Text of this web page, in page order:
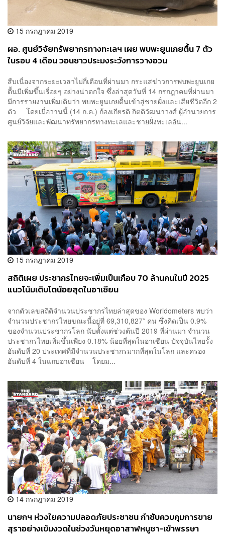
15 กรกฎาคม 2019
ผอ. ศูนย์วิจัยทรัพยากรทางทะเลฯ เผย พบพะยูนเกยตื้น 7 ตัว
ในรอบ 4 เดือน วอนชาวประมงระวังการวางอวน
สืบเนื่องจากระยะเวลาไม่กี่เดือนที่ผ่านมา กระแสข่าวการพบพะยูนเกย
ตื้นมีเพิ่มขึ้นเรื่อยๆ อย่างน่าตกใจ ซึ่งล่าสุดวันที่ 14 กรกฎาคมที่ผ่านมา
มีการรายงานเพิ่มเติมว่า พบพะยูนเกยตื้นเข้าสู่ชายฝั่งและเสียชีวิตอีก 2
ตัว โดยเมื่อวานนี้ (14 ก.ค.) ก้องเกียรติ กิตติวัฒนาวงศ์ ผู้อำนวยการ
ศูนย์วิจัยและพัฒนาทรัพยากรทางทะเลและชายฝั่งทะเลอัน...
15 กรกฎาคม 2019
สถิติเผย ประชากรไทยจะเพิ่มเป็นเกือบ 70 ล้านคนในปี 2025
แนวโน้มเติบโตน้อยสุดในอาเซียน
จากตัวเลขสถิติจำนวนประชากรไทยล่าสุดของ Worldometers พบว่า
จำนวนประชากรไทยขณะนี้อยู่ที่ 69,310,827* คน ซึ่งคิดเป็น 0.9%
ของจำนวนประชากรโลก นับตั้งแต่ช่วงต้นปี 2019 ที่ผ่านมา จำนวน
ประชากรไทยเพิ่มขึ้นเพียง 0.18% น้อยที่สุดในอาเซียน ปัจจุบันไทยรั้ง
อันดับที่ 20 ประเทศที่มีจำนวนประชากรมากที่สุดในโลก และครอง
อันดับที่ 4 ในแถบอาเซียน โดยม...
14 กรกฎาคม 2019
นายกฯ ห่วงใยความปลอดภัยประชาชน กำชับควบคุมการขาย
สุราอย่างเข้มงวดในช่วงวันหยุดอาสาฬหบูชา-เข้าพรรษา